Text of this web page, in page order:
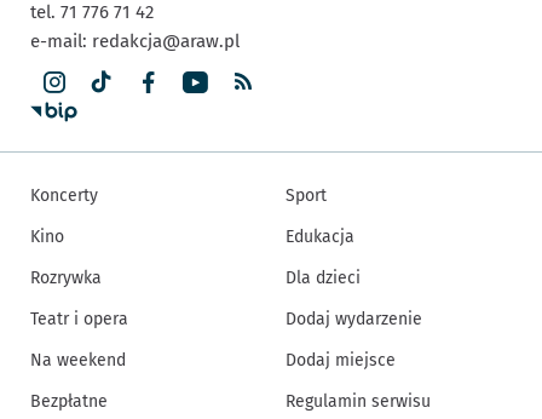
tel. 71 776 71 42
e-mail: redakcja@araw.pl
Koncerty
Kino
Rozrywka
Teatr i opera
Na weekend
Bezpłatne
Sport
Edukacja
Dla dzieci
Dodaj wydarzenie
Dodaj miejsce
Regulamin serwisu